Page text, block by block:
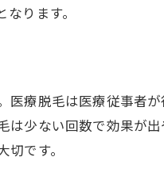
ット
方
ツ
の魅力
ります。
療脱毛は医療従事者
少ない回数で効果が
です。